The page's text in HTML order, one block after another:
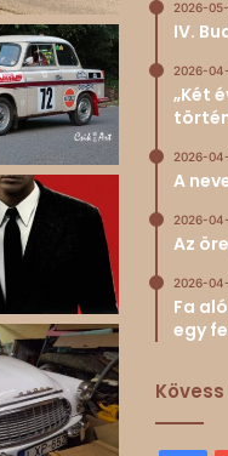
2026-
IV.
2026-
„Két
2026-
A
2026-
Az
2026-
Fa
egy